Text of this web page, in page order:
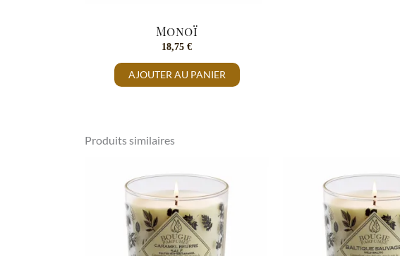
Monoï
18,75 €
AJOUTER AU PANIER
Produits similaires